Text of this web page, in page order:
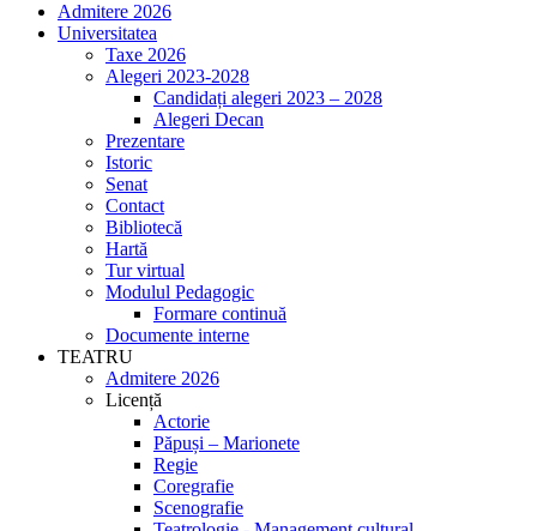
Admitere 2026
Universitatea
Taxe 2026
Alegeri 2023-2028
Candidați alegeri 2023 – 2028
Alegeri Decan
Prezentare
Istoric
Senat
Contact
Bibliotecă
Hartă
Tur virtual
Modulul Pedagogic
Formare continuă
Documente interne
TEATRU
Admitere 2026
Licență
Actorie
Păpuși – Marionete
Regie
Coregrafie
Scenografie